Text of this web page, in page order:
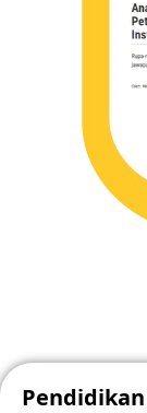
Pendidikan